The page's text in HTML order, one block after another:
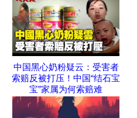
中国黑心奶粉疑云：受害者
索赔反被打压！中国“结石宝
宝”家属为何索赔难